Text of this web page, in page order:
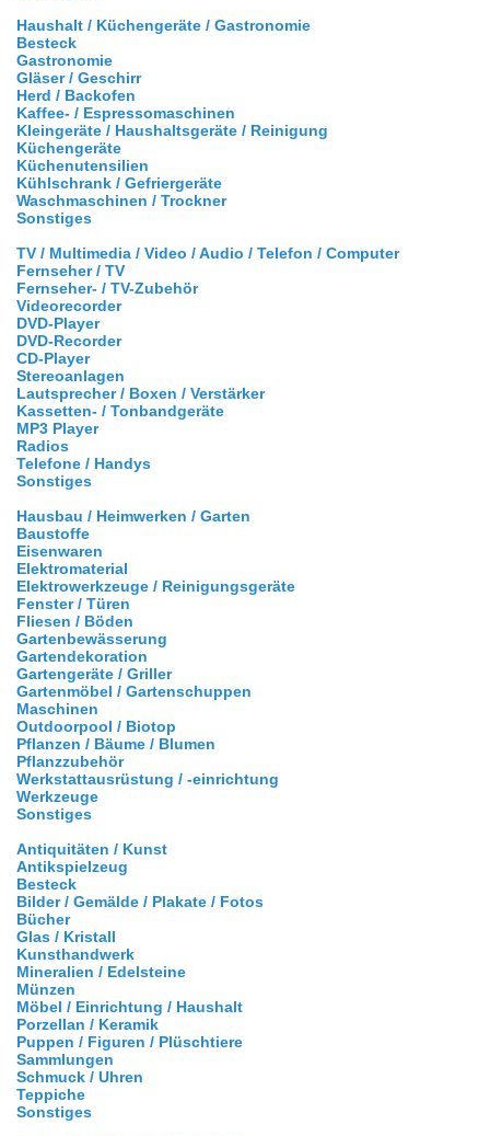
Haushalt / Küchengeräte / Gastronomie
Besteck
Gastronomie
Gläser / Geschirr
Herd / Backofen
Kaffee- / Espressomaschinen
Kleingeräte / Haushaltsgeräte / Reinigung
Küchengeräte
Küchenutensilien
Kühlschrank / Gefriergeräte
Waschmaschinen / Trockner
Sonstiges
TV / Multimedia / Video / Audio / Telefon / Computer
Fernseher / TV
Fernseher- / TV-Zubehör
Videorecorder
DVD-Player
DVD-Recorder
CD-Player
Stereoanlagen
Lautsprecher / Boxen / Verstärker
Kassetten- / Tonbandgeräte
MP3 Player
Radios
Telefone / Handys
Sonstiges
Hausbau / Heimwerken / Garten
Baustoffe
Eisenwaren
Elektromaterial
Elektrowerkzeuge / Reinigungsgeräte
Fenster / Türen
Fliesen / Böden
Gartenbewässerung
Gartendekoration
Gartengeräte / Griller
Gartenmöbel / Gartenschuppen
Maschinen
Outdoorpool / Biotop
Pflanzen / Bäume / Blumen
Pflanzzubehör
Werkstattausrüstung / -einrichtung
Werkzeuge
Sonstiges
Antiquitäten / Kunst
Antikspielzeug
Besteck
Bilder / Gemälde / Plakate / Fotos
Bücher
Glas / Kristall
Kunsthandwerk
Mineralien / Edelsteine
Münzen
Möbel / Einrichtung / Haushalt
Porzellan / Keramik
Puppen / Figuren / Plüschtiere
Sammlungen
Schmuck / Uhren
Teppiche
Sonstiges